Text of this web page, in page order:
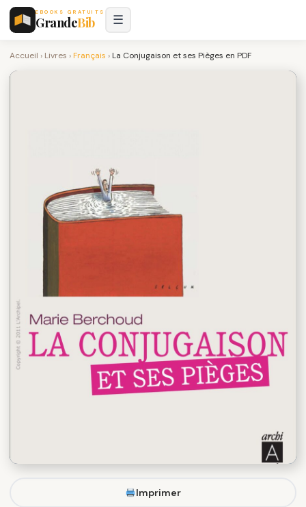
EBOOKS GRATUITS
GrandeBib ☰
Accueil › Livres ›Français › La Conjugaison et ses Pièges en PDF
Imprimer